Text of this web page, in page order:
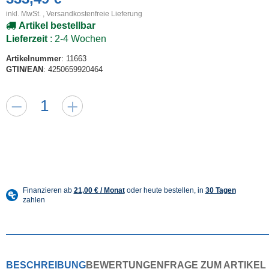
inkl. MwSt. , Versandkostenfreie Lieferung
Artikel bestellbar
Lieferzeit : 2-4 Wochen
Artikelnummer: 11663
GTIN/EAN : 4250659920464
BESCHREIBUNGBEWERTUNGENFRAGE ZUM ARTIKEL